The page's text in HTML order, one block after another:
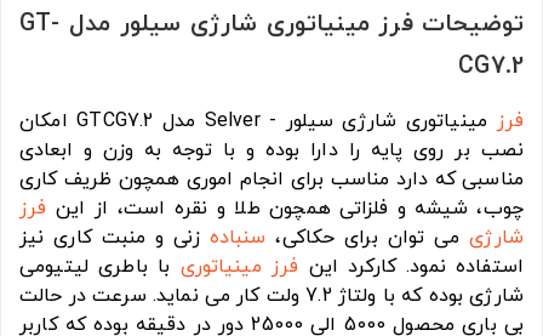
توضیحات فرز مینیاتوری شارژی سیلور مدل GT-
CG7.2
فرز
مینیاتوری شارژی سیلور - Selver مدل GTCG7.2 امکان
نصب بر روی پایه را دارا بوده و با توجه به وزن و ابعادی
مناسبی که دارد مناسب برای انجام اموری همچون ظریف کاری
چوب، شیشه و فلزاتی همچون طلا و نقره است، از این فرز
شارژیمی توان برای حکاکی، سنباده زنی و منبت کاری نیز
استفاده نمود. کارکرد این فرز مینیاتوری با باطری لیتیومی
شارژی بوده که با ولتاژ 7.2 ولت کار می نماید. سرعت در حالت
بی باری محصول 5000 الی 25000 دور در دقیقه بوده که کاربر